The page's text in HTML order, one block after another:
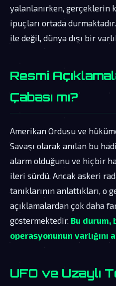
yalanlanırken, gerçeklerin
ipuçları ortada
ile değil, dünya dışı bir
Resmi
Çabası mı?
Amerikan Ordusu ve
Savaşı olarak anılan bu
alarm olduğunu ve hiçbir
ileri sürdü. Ancak askeri
tanıklarının anlattıkları, o
açıklamalardan çok daha
göstermektedir. Bu durum,
operasyonunun
UFO ve Uzaylı